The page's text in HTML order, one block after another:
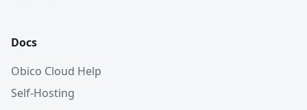
Docs
Obico Cloud Help
Self-Hosting